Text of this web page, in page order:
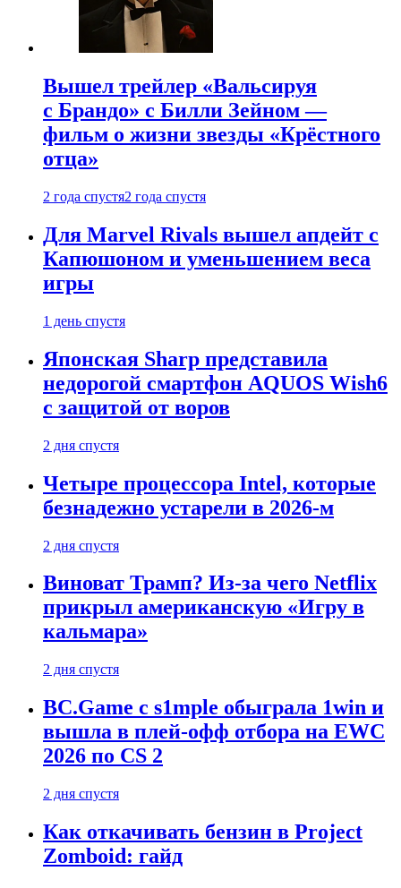
Вышел трейлер «Вальсируя
с Брандо» с Билли Зейном —
фильм о жизни звезды «Крёстного
отца»
2 года спустя2 года спустя
Для Marvel Rivals вышел апдейт с
Капюшоном и уменьшением веса
игры
1 день спустя
Японская Sharp представила
недорогой смартфон AQUOS Wish6
с защитой от воров
2 дня спустя
Четыре процессора Intel, которые
безнадежно устарели в 2026-м
2 дня спустя
Виноват Трамп? Из-за чего Netflix
прикрыл американскую «Игру в
кальмара»
2 дня спустя
BC.Game с s1mple обыграла 1win и
вышла в плей-офф отбора на EWC
2026 по CS 2
2 дня спустя
Как откачивать бензин в Project
Zomboid: гайд